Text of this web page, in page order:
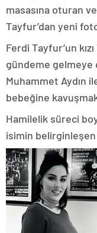
masasına oturan
Tayfur’dan yeni
Ferdi Tayfur’un
gündeme gelmeye
Muhammet Aydın
bebeğine
Hamilelik süreci
isimin belirginleşen